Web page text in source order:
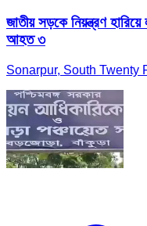
জাতীয় সড়কে নিয়ন্ত্রণ
আহত ৩
Sonarpur, South Twenty